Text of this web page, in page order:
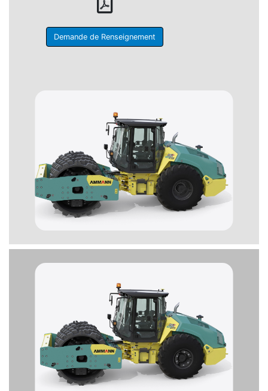
Demande de Renseignement